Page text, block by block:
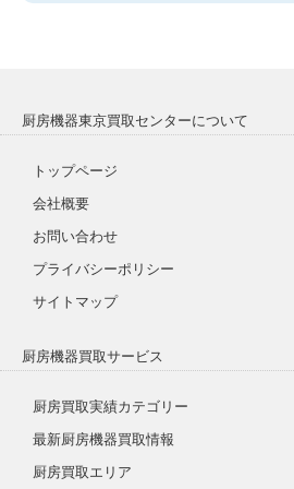
厨房機器東京買取センターについて
トップページ
会社概要
お問い合わせ
プライバシーポリシー
サイトマップ
厨房機器買取サービス
厨房買取実績カテゴリー
最新厨房機器買取情報
厨房買取エリア